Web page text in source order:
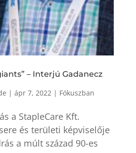
– Interjú Gadanecz
| ápr 7, 2022 | Fókuszban
a StapleCare Kft.
és területi képviselője
a múlt század 90-es